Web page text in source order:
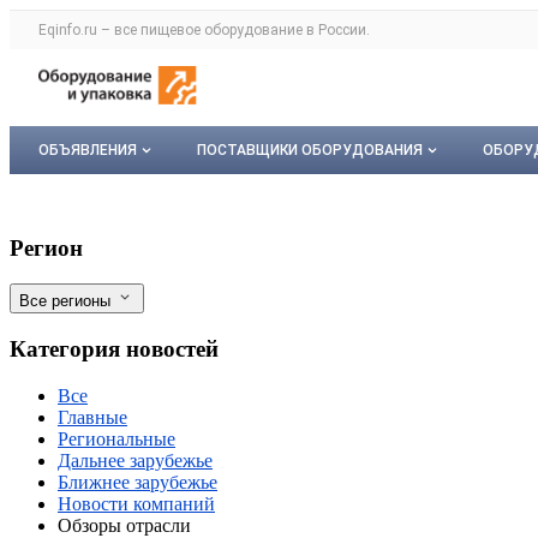
Раздел навигации по сайту eqinfo.ru
Eqinfo.ru – все пищевое оборудование в России.
Авторизация и меню пользователя
Навигация по разделам сайта eqinfo.ru
ОБЪЯВЛЕНИЯ
Мои объявления
ПОСТАВЩИКИ ОБОРУДОВАНИЯ
Платное размещение
Новые правила рыболовства.
Фильтры
Регион
Все регионы
Категория новостей
Все
Главные
Региональные
Дальнее зарубежье
Ближнее зарубежье
Новости компаний
Обзоры отрасли